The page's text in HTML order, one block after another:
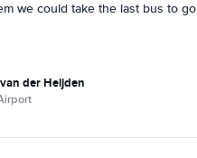
we could take the last bus to go
der Heijden